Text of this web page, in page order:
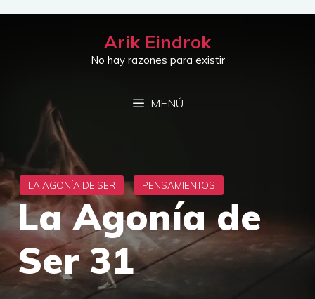
Saltar
Arik Eindrok
No hay razones para existir
MENÚ
La Agonía de
Ser 31